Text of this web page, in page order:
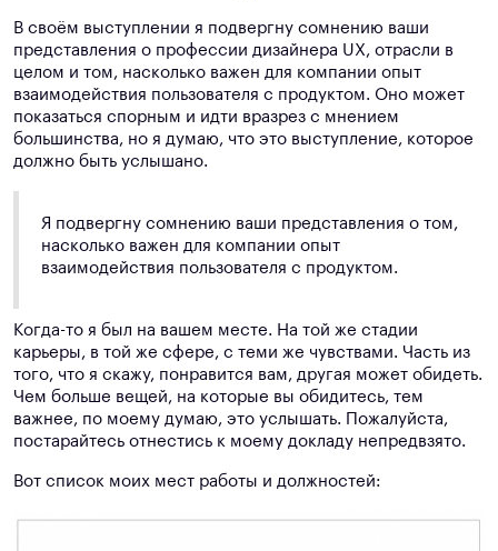
В своём выступлении я подвергну сомнению ваши
представления о профессии дизайнера UX, отрасли в
целом и том, насколько важен для компании опыт
взаимодействия пользователя с продуктом. Оно может
показаться спорным и идти вразрез с мнением
большинства, но я думаю, что это выступление, которое
должно быть услышано.
Я подвергну сомнению ваши представления о том,
насколько важен для компании опыт
взаимодействия пользователя с продуктом.
Когда-то я был на вашем месте. На той же стадии
карьеры, в той же сфере, с теми же чувствами. Часть из
того, что я скажу, понравится вам, другая может обидеть.
Чем больше вещей, на которые вы обидитесь, тем
важнее, по моему думаю, это услышать. Пожалуйста,
постарайтесь отнестись к моему докладу непредвзято.
Вот список моих мест работы и должностей: